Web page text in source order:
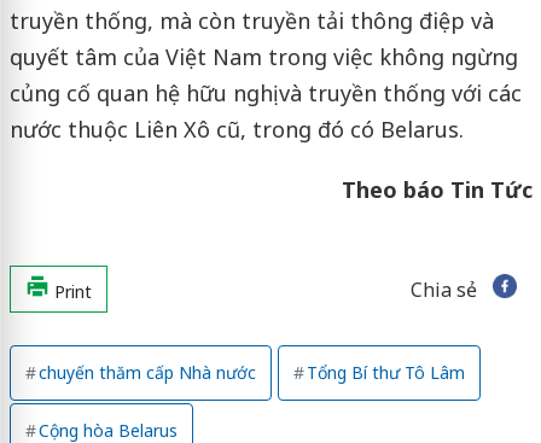
truyền thống, mà còn truyền tải thông điệp và
quyết tâm của Việt Nam trong việc không ngừng
củng cố quan hệ hữu nghị và truyền thống với các
nước thuộc Liên Xô cũ, trong đó có Belarus.
Theo báo Tin Tức
Print Chia sẻ
chuyến thăm cấp Nhà nước Tổng Bí thư Tô Lâm
Cộng hòa Belarus